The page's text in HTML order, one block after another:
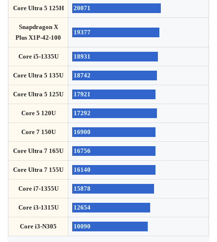
Core Ultra 5 125H 20071
Snapdragon X
Plus X1P-42-100
19377
Core i5-1335U 18931
Core Ultra 5 135U 18742
Core Ultra 5 125U 17921
Core 5 120U 17292
Core 7 150U 16900
Core Ultra 7 165U 16756
Core Ultra 7 155U 16140
Core i7-1355U 15878
Core i3-1315U 12654
Core i3-N305 10090